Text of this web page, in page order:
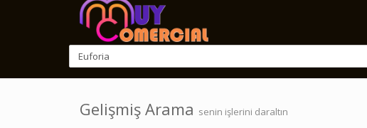
Gelişmiş Arama senin işlerini daraltın